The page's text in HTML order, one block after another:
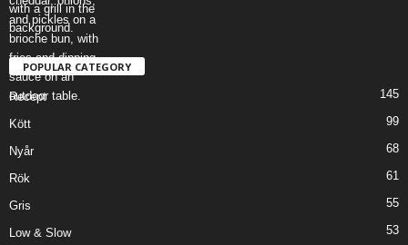
POPULAR CATEGORY
Recept 145
Kött 99
Nyår 68
Rök 61
Gris 55
Low & Slow 53